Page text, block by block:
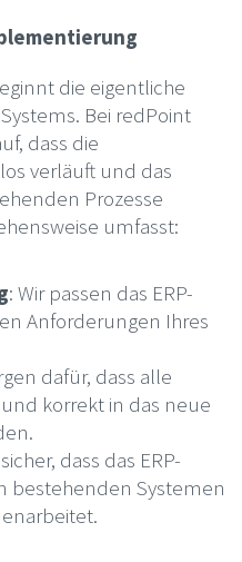
die eigentliche
Bei redPoint
dass die
verläuft und das
Prozesse
umfasst:
: Wir passen das ERP-
Anforderungen Ihres
dafür, dass alle
korrekt in das neue
dass das ERP-
bestehenden Systemen